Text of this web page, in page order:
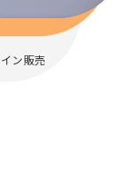
ン販売